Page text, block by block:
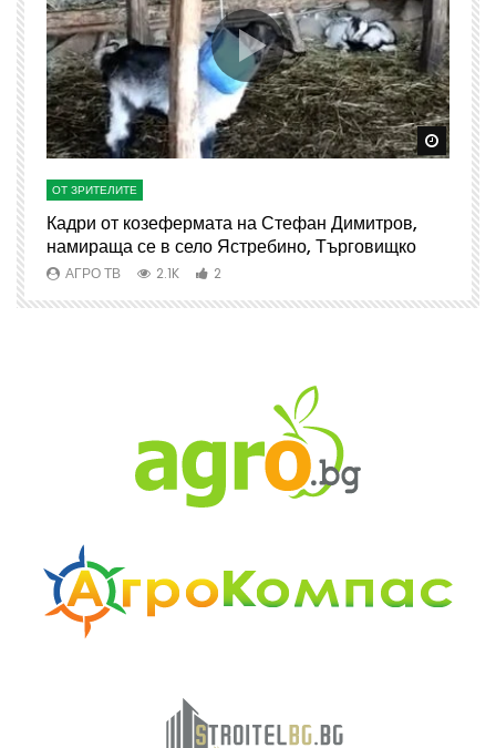
Watch Later Watch
ОТ ЗРИТЕЛИТЕ
Кадри от козефермата на Стефан Димитров,
намираща се в село Ястребино, Търговищко
АГРО ТВ 2.1K 2